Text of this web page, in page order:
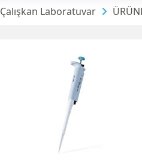
Nichiryo |
Çalışkan Laboratuvar